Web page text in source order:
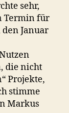
sehr,
Termin für
Januar
die nicht
Projekte,
stimme
Markus